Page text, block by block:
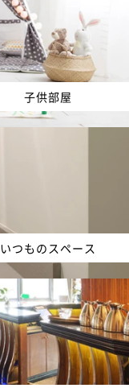
子供部屋
いつものスペース